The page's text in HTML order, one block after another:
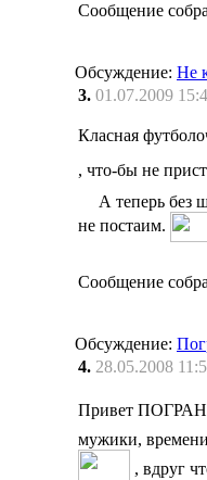
Сообщение
Обсуждение: Не
3. 01.07.2009
Класная
, что-бы не
А теперь без
не постаим.
Сообщение
Обсуждение:
4. 28.05.2008
Привет
мужики,
, вдруг